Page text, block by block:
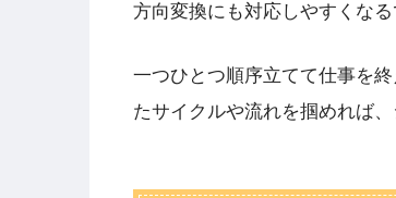
方向変換にも対応しやすくなる
一つひとつ順序立てて仕事を
たサイクルや流れを掴めれば